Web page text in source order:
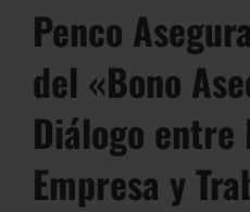
Penco
del «Bono
Diálogo
Empresa y